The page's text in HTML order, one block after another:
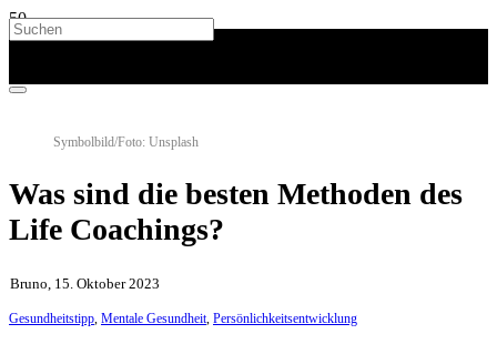
Symbolbild/Foto: Unsplash
Was sind die besten Methoden des
Life Coachings?
Bruno, 15. Oktober 2023
Gesundheitstipp, Mentale Gesundheit, Persönlichkeitsentwicklung